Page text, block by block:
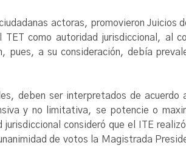
actoras, promovieron Juicios
como autoridad jurisdiccional, al
pues, a su consideración, debía
deben ser interpretados de acuerdo
y no limitativa, se potencie o
consideró que el ITE
de votos la Magistrada